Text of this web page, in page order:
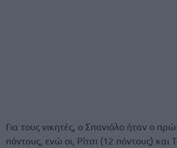
Για τους νικητές, ο Σπανιόλο ήταν ο
πόντους, ενώ οι, Ρίτσι (12 πόντους) και